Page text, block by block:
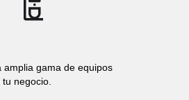
amplia gama de equipos
negocio.